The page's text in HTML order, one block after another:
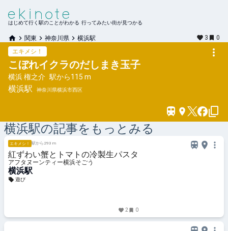
はじめて行く駅のことがわかる 行ってみたい街が見つかる
関東 神奈川県 横浜駅 3
0
エキメシ！
こぼれイクラのだしまき玉子
横浜 権之介 駅から115 m
横浜駅 神奈川県横浜市西区
横浜駅の記事をもっとみる
エキメシ！ 駅から293 m
紅ずわい蟹とトマトの冷製生パスタ
アフタヌーンティー横浜そごう
横浜駅
遊び
2 0